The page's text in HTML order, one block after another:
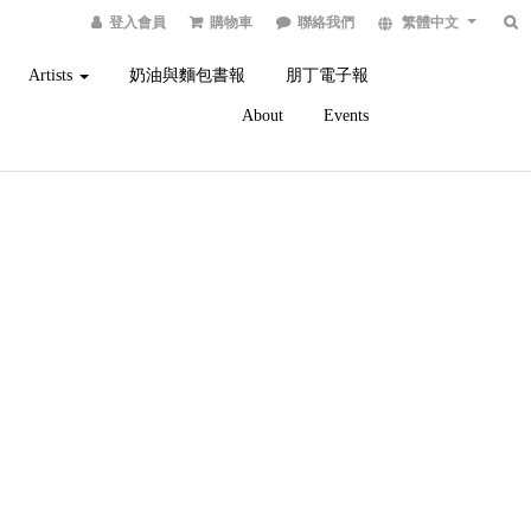
登入會員 購物車 聯絡我們 繁體中文
Artists 奶油與麵包書報 朋丁電子報
About Events